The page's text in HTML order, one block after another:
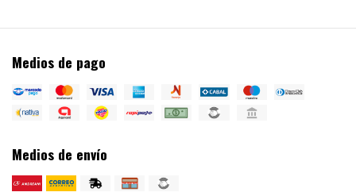
Medios de pago
Medios de envío